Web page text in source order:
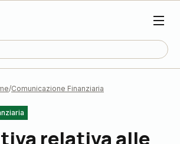
Comunicazione Finanziaria
relativa alle